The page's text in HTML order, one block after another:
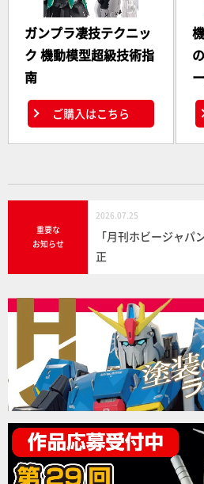
ガンプラ凄技テクニッ
ク 機動模型超級技術指
南
ご購入はこちら
重要な
お知らせ
2026.07.25
「月刊ホビージャ
正